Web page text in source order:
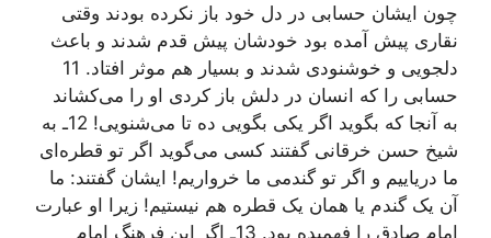
چون ایشان حسابی در دل خود باز نکرده بودند وقتی
نقاری پیش آمده بود خودشان پیش قدم شدند و باعث
دلجویی و خوشنودی شدند و بسیار هم موثر افتاد. 11
حسابی را که انسان در دلش باز کردی او را می‌کشاند
به آنجا که بگوید اگر یکی بگویی ده تا می‌شنویی! 12ـ به
شیخ حسن خرقانی گفتند کسی می‌گوید اگر تو قطره‌ای
ما دریاییم و اگر تو گندمی ما خرواریم! ایشان گفتند: ما
آن یک گندم یا همان یک قطره‌ هم نیستیم! زیرا او عبارت
امام صادق را فهمیده بود. 13ـ اگر این فرهنگ امام